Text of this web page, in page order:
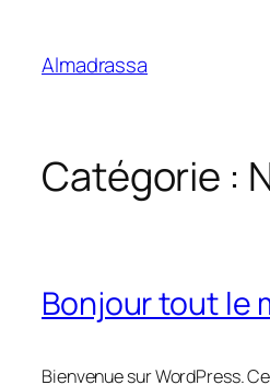
contenu
Almadrassa
Catégorie :
Bonjour tout le
Bienvenue sur WordPress.